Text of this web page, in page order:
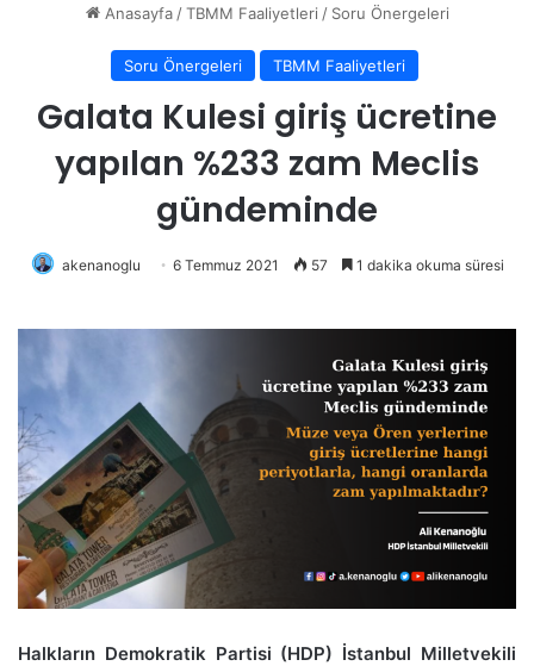
Anasayfa / TBMM Faaliyetleri / Soru Önergeleri
Soru Önergeleri TBMM Faaliyetleri
Galata Kulesi giriş ücretine
yapılan %233 zam Meclis
gündeminde
akenanoglu 6 Temmuz 2021 57 1 dakika okuma süresi
Halkların Demokratik Partisi (HDP) İstanbul Milletvekili